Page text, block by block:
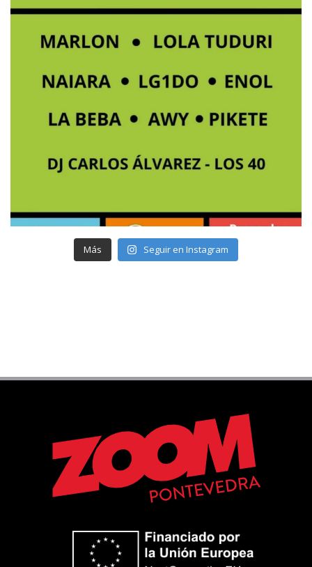
Más Seguir en Instagram